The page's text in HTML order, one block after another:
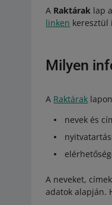
A Raktárak lap a
linken keresztül
Milyen
A Raktárak
nevek és
A neveket,
adatok alapján.